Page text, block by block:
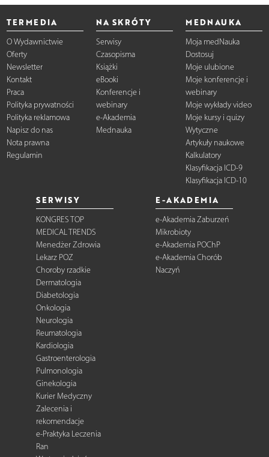
TERMEDIA
O Wydawnictwie
Oferty
Newsletter
Kontakt
Praca
Polityka prywatności
Polityka reklamowa
Napisz do nas
Nota prawna
Regulamin
NA SKRÓTY
Serwisy
Czasopisma
Książki
eBooki
Konferencje i
webinary
e-Akademia
Mednauka
MEDNAUKA
Moja medNauka
Dostosuj
Moje ulubione
Moje konferencje i
webinary
Moje wykłady video
Moje kursy i quizy
Wytyczne
Artykuły naukowe
Kalkulatory
Klasyfikacja ICD-9
Klasyfikacja ICD-10
SERWISY
KONGRES TOP
MEDICAL TRENDS
Menedżer Zdrowia
Lekarz POZ
Choroby rzadkie
Dermatologia
Diabetologia
Onkologia
Neurologia
Reumatologia
Kardiologia
Gastroenterologia
Pulmonologia
Ginekologia
Kurier Medyczny
Zalecenia i
rekomendacje
e-Praktyka Leczenia
Ran
E-AKADEMIA
e-Akademia Zaburzeń
Mikrobioty
e-Akademia POChP
e-Akademia Chorób
Naczyń